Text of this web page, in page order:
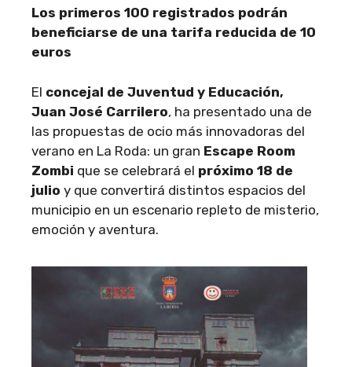
Los primeros 100 registrados podrán
beneficiarse de una tarifa reducida de 10
euros
El concejal de Juventud y Educación,
Juan José Carrilero, ha presentado una de
las propuestas de ocio más innovadoras del
verano en La Roda: un gran Escape Room
Zombi que se celebrará el próximo 18 de
julio y que convertirá distintos espacios del
municipio en un escenario repleto de misterio,
emoción y aventura.